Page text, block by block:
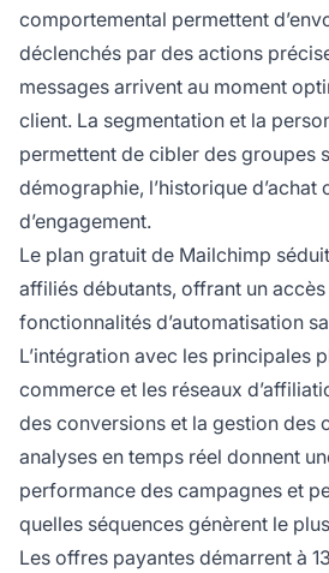
comportemental permettent
déclenchés par des actions
messages arrivent au moment
client. La segmentation et la
permettent de cibler des groupes
démographie, l’historique d’achat
d’engagement.
Le plan gratuit de Mailchimp
affiliés débutants, offrant un
fonctionnalités d’automatisation
L’intégration avec les principales
commerce et les réseaux
des conversions et la gestion des
analyses en temps réel donnent
performance des campagnes et
quelles séquences génèrent le
Les offres payantes démarrent à